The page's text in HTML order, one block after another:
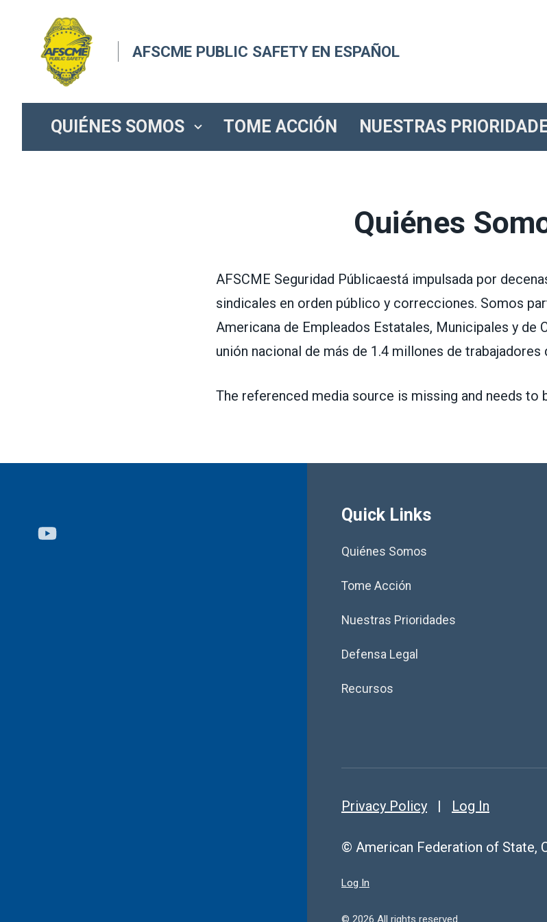
AFSCME PUBLIC SAFETY EN ESPAÑOL
QUIÉNES SOMOS TOME ACCIÓN NUESTRAS
Quiénes
AFSCME Seguridad Públicaestá impulsada por
sindicales en orden público y correcciones. Somos
Americana de Empleados Estatales, Municipales y de
unión nacional de más de 1.4 millones de trabajadores
The referenced media source is missing and needs to
Quick Links
Quiénes Somos
Tome Acción
Nuestras Prioridades
Defensa Legal
Recursos
Privacy Policy | Log In
© American Federation of State,
Log In
© 2026 All rights reserved.